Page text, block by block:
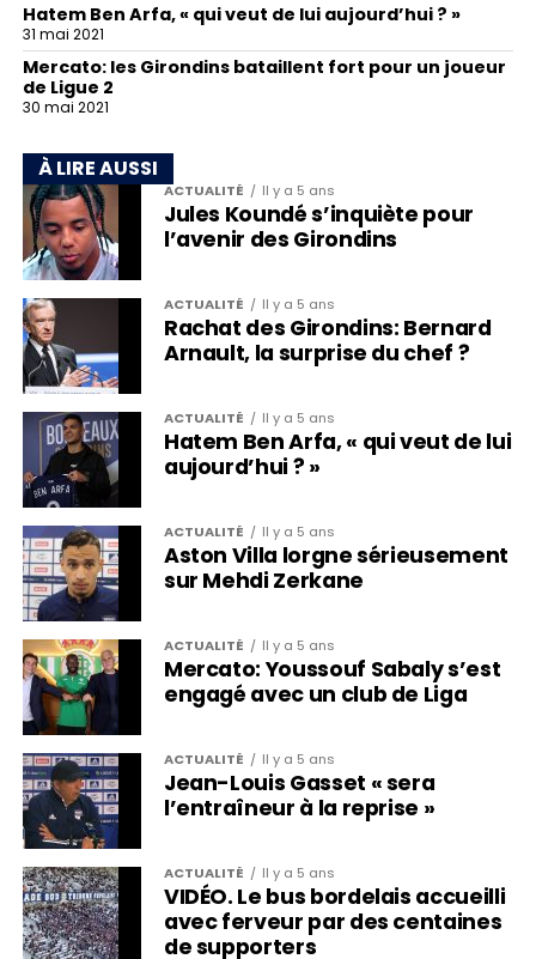
Hatem Ben Arfa, « qui veut de lui aujourd’hui ? »
31 mai 2021
Mercato: les Girondins bataillent fort pour un joueur
de Ligue 2
30 mai 2021
À LIRE AUSSI
ACTUALITÉ Il y a 5 ans
Jules Koundé s’inquiète pour
l’avenir des Girondins
ACTUALITÉ Il y a 5 ans
Rachat des Girondins: Bernard
Arnault, la surprise du chef ?
ACTUALITÉ Il y a 5 ans
Hatem Ben Arfa, « qui veut de lui
aujourd’hui ? »
ACTUALITÉ Il y a 5 ans
Aston Villa lorgne sérieusement
sur Mehdi Zerkane
ACTUALITÉ Il y a 5 ans
Mercato: Youssouf Sabaly s’est
engagé avec un club de Liga
ACTUALITÉ Il y a 5 ans
Jean-Louis Gasset « sera
l’entraîneur à la reprise »
ACTUALITÉ Il y a 5 ans
VIDÉO. Le bus bordelais accueilli
avec ferveur par des centaines
de supporters